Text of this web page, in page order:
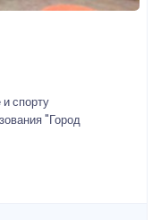
спорту
"Город